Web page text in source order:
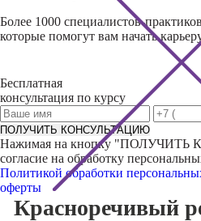
Более 1000 специалистов-
которые помогут вам начать
Бесплатная
консультация по курсу
ПОЛУЧИТЬ КОНСУЛЬТАЦИЮ
Нажимая на кнопку "ПОЛУЧИТЬ
согласие на обработку
Политикой обработки
оферты
Красноречивый